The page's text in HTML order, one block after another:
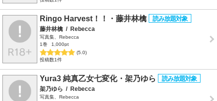
Ringo Harvest！！・藤井林檎
藤井林檎 / Rebecca
写真集、Rebecca
1巻
1,000pt
(5.0)
投稿数1件
Yura3 純真乙女七変化・架乃ゆら
架乃ゆら / Rebecca
写真集、Rebecca